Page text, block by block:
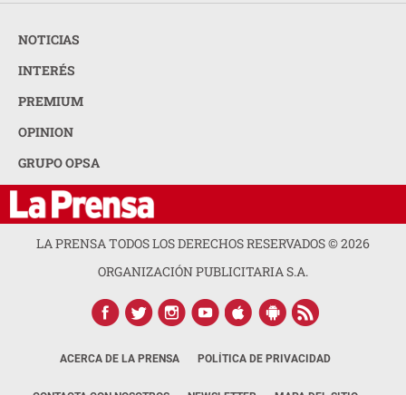
NOTICIAS
INTERÉS
PREMIUM
OPINION
GRUPO OPSA
LA PRENSA TODOS LOS DERECHOS RESERVADOS ©2026
ORGANIZACIÓN PUBLICITARIA S.A.
ACERCA DE LA PRENSA POLÍTICA DE PRIVACIDAD